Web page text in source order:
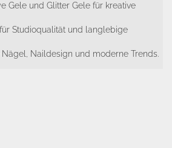
Gele und Glitter Gele für kreative
Studioqualität und langlebige
Naildesign und moderne Trends.